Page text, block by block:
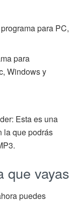
para PC,
para
Windows y
Esta es una
la que podrás
que vayas
puedes